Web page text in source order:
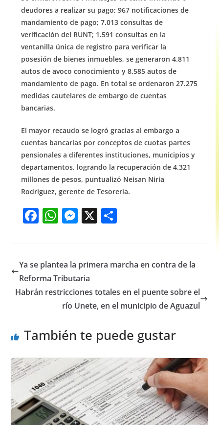
deudores a realizar su pago; 967 notificaciones de
mandamiento de pago; 7.013 consultas de
verificación del RUNT; 1.591 consultas en la
ventanilla única de registro para verificar la
posesión de bienes inmuebles, se generaron 4.811
autos de avoco conocimiento y 8.585 autos de
mandamiento de pago. En total se ordenaron 27.275
medidas cautelares de embargo de cuentas
bancarias.
El mayor recaudo se logró gracias al embargo a
cuentas bancarias por conceptos de cuotas partes
pensionales a diferentes instituciones, municipios y
departamentos, logrando la recuperación de 4.321
millones de pesos, puntualizó Neisan Niria
Rodríguez, gerente de Tesorería.
F
e
b
o
W
s
A
p
p
M
e
n
g
er
X S
e
Ya se plantea la primera marcha en contra de la
Reforma Tributaria
Habrán restricciones totales en el puente sobre el
río Unete, en el municipio de Aguazul
También te puede gustar